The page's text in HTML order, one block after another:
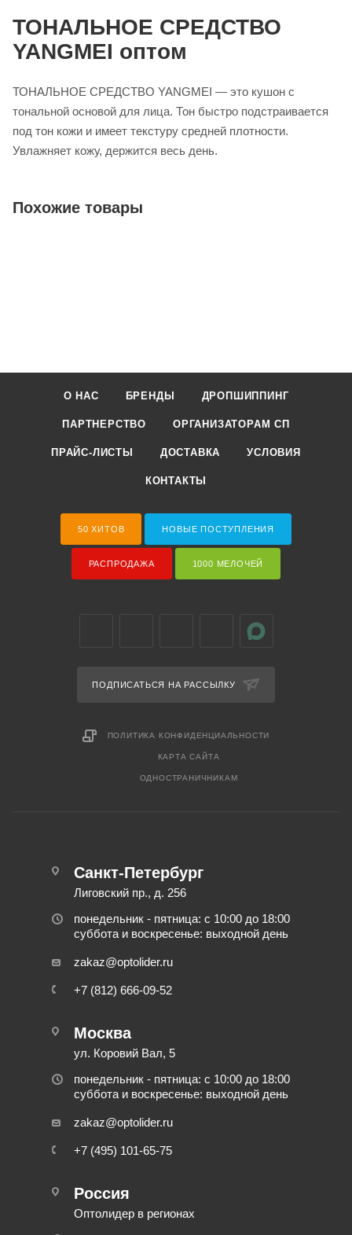
ТОНАЛЬНОЕ СРЕДСТВО
YANGMEI оптом
ТОНАЛЬНОЕ СРЕДСТВО YANGMEI — это кушон с
тональной основой для лица. Тон быстро подстраивается
под тон кожи и имеет текстуру средней плотности.
Увлажняет кожу, держится весь день.
Похожие товары
О НАС БРЕНДЫ ДРОПШИППИНГ
ПАРТНЕРСТВО ОРГАНИЗАТОРАМ СП
ПРАЙС-ЛИСТЫ ДОСТАВКА УСЛОВИЯ
КОНТАКТЫ
50 ХИТОВ НОВЫЕ ПОСТУПЛЕНИЯ
РАСПРОДАЖА 1000 МЕЛОЧЕЙ
ПОДПИСАТЬСЯ НА РАССЫЛКУ
ПОЛИТИКА КОНФИДЕНЦИАЛЬНОСТИ
КАРТА САЙТА
ОДНОСТРАНИЧНИКАМ
Санкт-Петербург
Лиговский пр., д. 256
понедельник - пятница: с 10:00 до 18:00
суббота и воскресенье: выходной день
zakaz@optolider.ru
+7 (812) 666-09-52
Москва
ул. Коровий Вал, 5
понедельник - пятница: с 10:00 до 18:00
суббота и воскресенье: выходной день
zakaz@optolider.ru
+7 (495) 101-65-75
Россия
Оптолидер в регионах